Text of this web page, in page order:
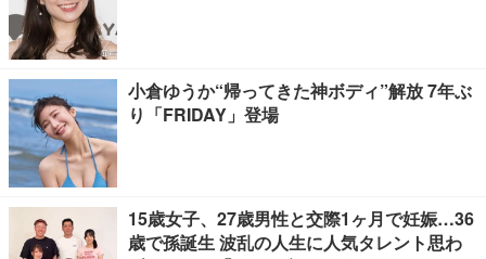
小倉ゆうか“帰ってきた神ボディ”解放 7年ぶ
り「FRIDAY」登場
15歳女子、27歳男性と交際1ヶ月で妊娠…36
歳で孫誕生 波乱の人生に人気タレント思わ